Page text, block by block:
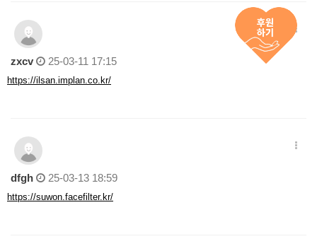
zxcv 25-03-11 17:15
https://ilsan.implan.co.kr/
dfgh 25-03-13 18:59
https://suwon.facefilter.kr/